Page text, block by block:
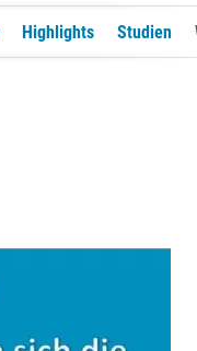
Highlights Studien